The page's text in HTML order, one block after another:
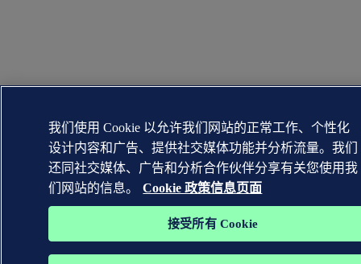
我们使用 Cookie 以允许我们网站的正常工作、个性化
设计内容和广告、提供社交媒体功能并分析流量。我们
还同社交媒体、广告和分析合作伙伴分享有关您使用我
们网站的信息。
Cookie 政策信息页面
接受所有 Cookie